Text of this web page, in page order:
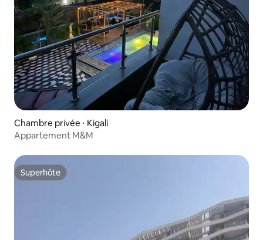
Chambre privée ⋅ Kigali
Appartement M&M
Superhôte
Superhôte